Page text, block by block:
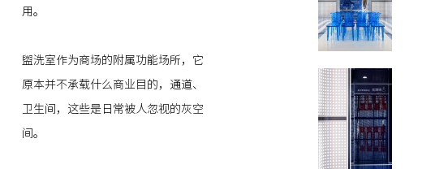
用。
盥洗室作为商场的附属功能场所，它
原本并不承载什么商业目的，通道、
卫生间，这些是日常被人忽视的灰空
间。